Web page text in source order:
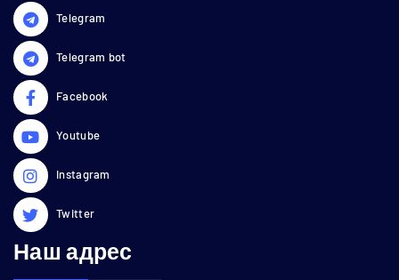
Telegram
Telegram bot
Facebook
Youtube
Instagram
Twitter
Наш адрес